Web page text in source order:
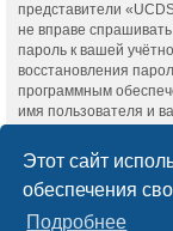
Этот сайт
обеспечения
Подробнее
представители
не вправе
пароль к вашей
восстановления
программным
имя пользователя и
обеспечение phpBB
записи.
Список форумов